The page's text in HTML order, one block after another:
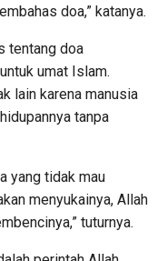
doa,” katanya.
tentang doa
umat Islam.
lain karena manusia
tanpa
yang tidak mau
menyukainya, Allah
tuturnya.